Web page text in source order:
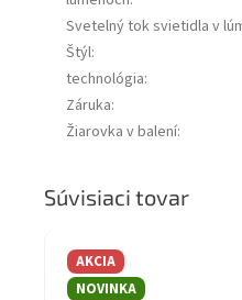
Svetelný tok svietidla v
Štýl:
technológia:
Záruka:
Žiarovka v balení:
Súvisiaci tovar
AKCIA
NOVINKA